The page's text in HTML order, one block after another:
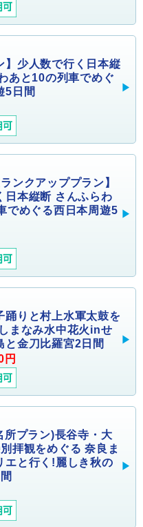
】少人数で行く日本縦
あと10の列車でめぐ
5日間
ンクアッププラン】
日本縦断 さんふらわ
でめぐる西日本周遊5
踊りと村上水軍太鼓を
まなみ水中花火inせ
と金刀比羅宮2日間
円
所プラン)長谷寺・大
拝観をめぐる 奈良ま
エと行く!麗しき秋の